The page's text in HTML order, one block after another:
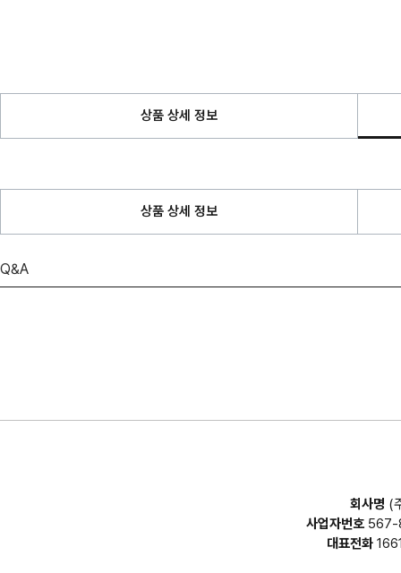
상품 상세 정보
상품 상세 정보
Q&A
회사명 (
사업자번호567-
대표전화